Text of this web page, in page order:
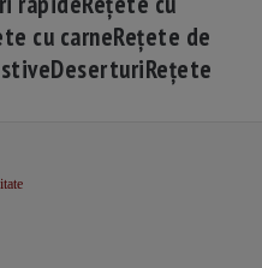
cu carneRețete de
DeserturiRețete